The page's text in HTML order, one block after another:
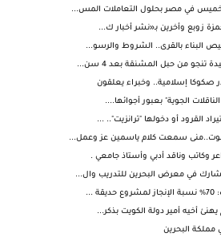
في مصر بحلول التعاملات المس...
زوبع وأخرين بـ«نشر أخبار ك...
البناء بالقرى.. الشروط والرسو...
تنجو من حبل المشنقة بعد 4 سن...
صكوكا إسلامية.. وخبراء يعلقون
الجوية" بعبور أجوائها....
القرود أو دخولها "ترانزيت".. ...
سمعت كلام ياسمين عز وعمل...
وناقد أدبي وأستاذ جامعي .
في معرض البحرين للتدريب وال...
أخيه أمير دولة الكويت بذكر...
البحرين